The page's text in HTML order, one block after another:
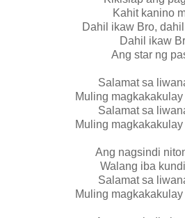
Kahit kanino
Dahil ikaw Bro,
Dahil ikaw
Ang star ng
Salamat sa
Muling
Salamat sa
Muling
Ang nagsindi
Walang iba
Salamat sa
Muling